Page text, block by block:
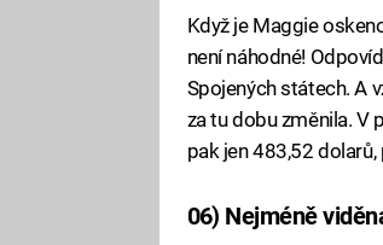
Když je Maggie
není náhodné!
Spojených státech. A
za tu dobu změnila. V
pak jen 483,52
06) Nejméně